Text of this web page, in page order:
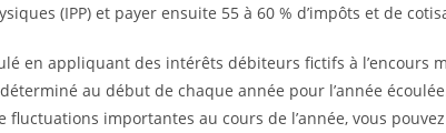
(IPP) et payer ensuite 55 à 60 % d’impôts et de
en appliquant des intérêts débiteurs fictifs à l’encours
au début de chaque année pour l’année écoulée.
fluctuations importantes au cours de l’année, vous